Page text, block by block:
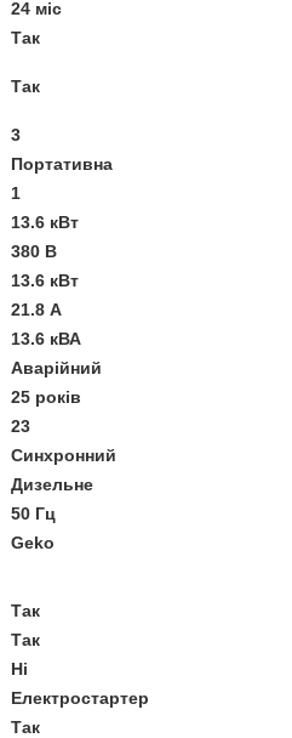
24 міс
Так
Так
3
Портативна
1
13.6 кВт
380 В
13.6 кВт
21.8 А
13.6 кВА
Аварійний
25 років
23
Синхронний
Дизельне
50 Гц
Geko
Так
Так
Ні
Електростартер
Так